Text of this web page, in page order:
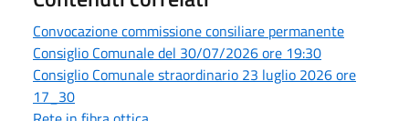
Convocazione commissione consiliare permanente
Consiglio Comunale del 30/07/2026 ore 19:30
Consiglio Comunale straordinario 23 luglio 2026 ore
17_30